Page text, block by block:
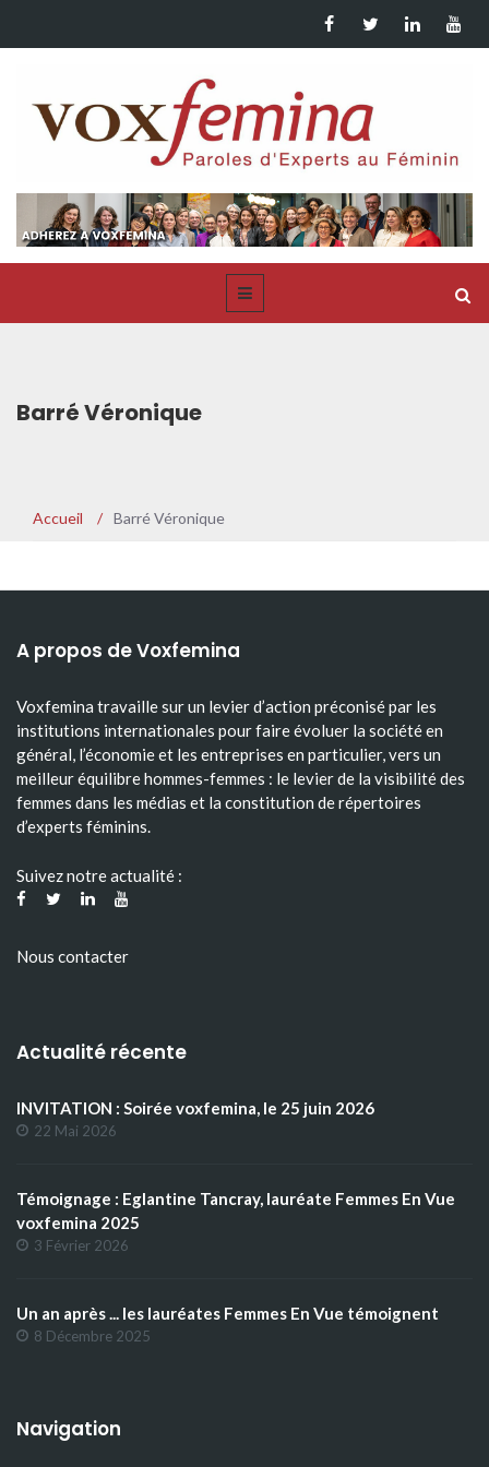
Barré Véronique
Accueil / Barré Véronique
A propos de Voxfemina
Voxfemina travaille sur un levier d’action préconisé par les
institutions internationales pour faire évoluer la société en
général, l’économie et les entreprises en particulier, vers un
meilleur équilibre hommes-femmes : le levier de la visibilité des
femmes dans les médias et la constitution de répertoires
d’experts féminins.
Suivez notre actualité :
Nous contacter
Actualité récente
INVITATION : Soirée voxfemina, le 25 juin 2026
22 Mai 2026
Témoignage : Eglantine Tancray, lauréate Femmes En Vue
voxfemina 2025
3 Février 2026
Un an après ... les lauréates Femmes En Vue témoignent
8 Décembre 2025
Navigation